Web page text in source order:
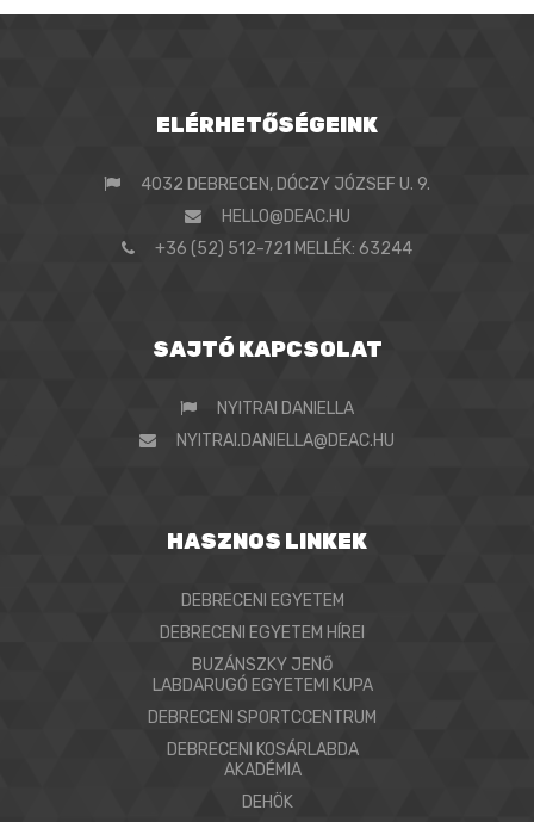
ELÉRHETŐSÉGEINK
4032 DEBRECEN, DÓCZY JÓZSEF U. 9.
HELLO@DEAC.HU
+36 (52) 512-721 MELLÉK: 63244
SAJTÓ KAPCSOLAT
NYITRAI DANIELLA
NYITRAI.DANIELLA@DEAC.HU
HASZNOS LINKEK
DEBRECENI EGYETEM
DEBRECENI EGYETEM HÍREI
BUZÁNSZKY JENŐ
LABDARUGÓ EGYETEMI KUPA
DEBRECENI SPORTCCENTRUM
DEBRECENI KOSÁRLABDA
AKADÉMIA
DEHÖK